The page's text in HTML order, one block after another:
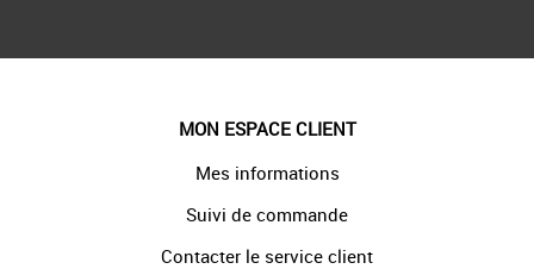
MON ESPACE CLIENT
Mes informations
Suivi de commande
Contacter le service client